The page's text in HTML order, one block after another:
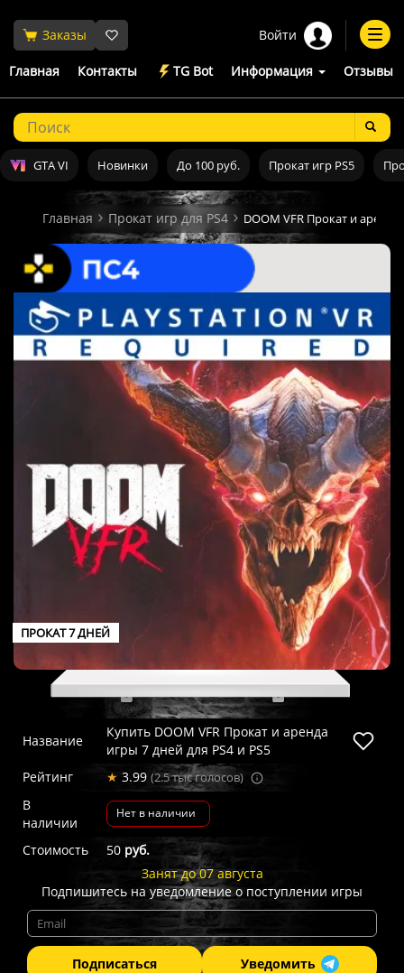
Заказы Войти
Главная Контакты TG Bot Информация Отзывы
GTA VI Новинки До 100 руб. Прокат игр PS5
Главная Прокат игр для PS4 DOOM VFR Прокат и
ПРОКАТ 7 ДНЕЙ
Название
Купить DOOM VFR Прокат и аренда
игры 7 дней для PS4 и PS5
Рейтинг
★ 3.99 (2.5 тыс голосов)
В
наличии
Нет в наличии
Стоимость 50 руб.
Занят до 07 августа
Подпишитесь на уведомление о поступлении игры
Подписаться Уведомить